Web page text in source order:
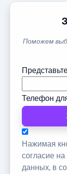
Поможем
Телефон
Нажимая
согласие
данных, в